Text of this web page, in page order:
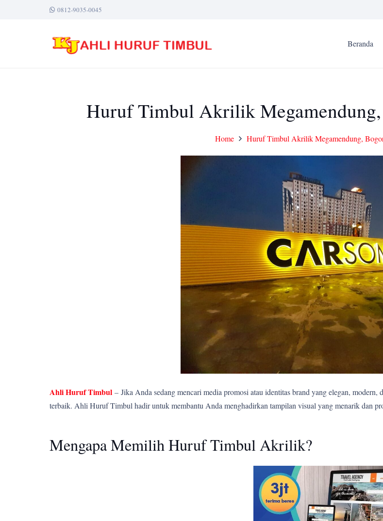
0812-9035-0045
Beranda
Huruf Timbul Akrilik
Home Huruf Timbul Akrilik Megamendung,
Ahli Huruf Timbul – Jika Anda sedang mencari media promosi atau identitas brand yang elegan, modern,
terbaik. Ahli Huruf Timbul hadir untuk membantu Anda menghadirkan tampilan visual yang menarik dan
Mengapa Memilih Huruf Timbul Akrilik?